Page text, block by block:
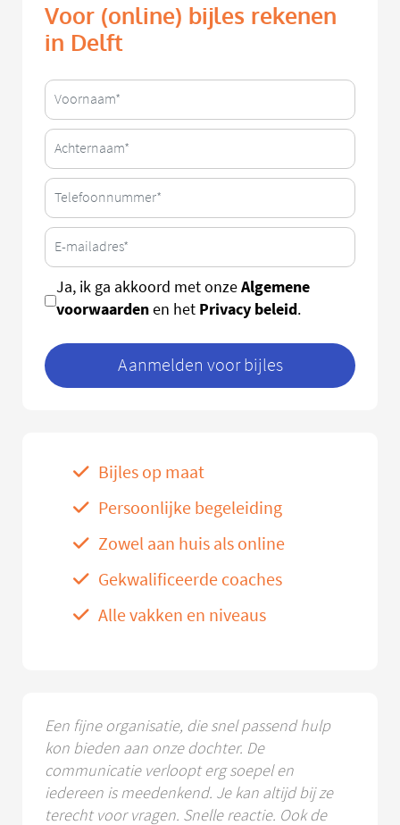
Voor (online) bijles rekenen
in Delft
Ja, ik ga akkoord met onzeAlgemene
voorwaardenen het Privacy beleid.
Aanmelden voor bijles
Bijles op maat
Persoonlijke begeleiding
Zowel aan huis als online
Gekwalificeerde coaches
Alle vakken en niveaus
Een fijne organisatie, die snel passend hulp
kon bieden aan onze dochter. De
communicatie verloopt erg soepel en
iedereen is meedenkend. Je kan altijd bij ze
terecht voor vragen. Snelle reactie. Ook de